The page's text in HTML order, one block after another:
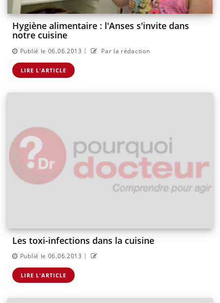
Hygiène alimentaire : l'Anses s'invite dans
notre cuisine
Publié le 06.06.2013 | Par la rédaction
LIRE L'ARTICLE
Les toxi-infections dans la cuisine
Publié le 06.06.2013 |
LIRE L'ARTICLE